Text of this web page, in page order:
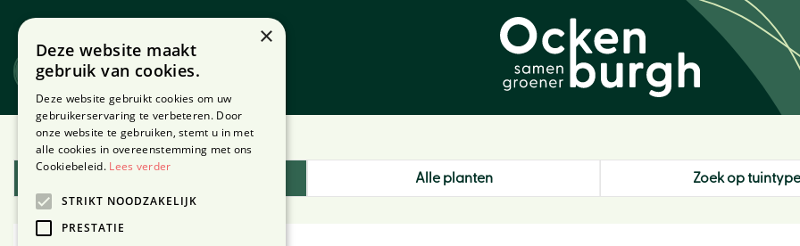
naar
content
Home Plantengids
Website Webshop
Alle planten Zoek op tuintype
×
Deze website maakt
gebruik van cookies.
Deze website gebruikt cookies om uw
gebruikerservaring te verbeteren. Door
onze website te gebruiken, stemt u in met
alle cookies in overeenstemming met ons
Cookiebeleid. Lees verder
STRIKT NOODZAKELIJK
PRESTATIE